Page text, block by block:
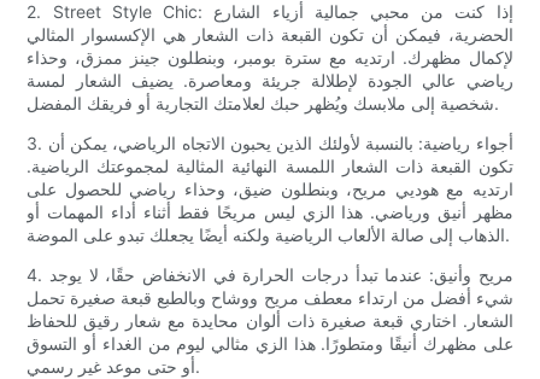
2. Street Style Chic: إذا كنت من محبي جمالية أزياء الشارع
الحضرية، فيمكن أن تكون القبعة ذات الشعار هي الإكسسوار المثالي
لإكمال مظهرك. ارتديه مع سترة بومبر، وبنطلون جينز ممزق، وحذاء
رياضي عالي الجودة لإطلالة جريئة ومعاصرة. يضيف الشعار لمسة
شخصية إلى ملابسك ويُظهر حبك لعلامتك التجارية أو فريقك المفضل.
3. أجواء رياضية: بالنسبة لأولئك الذين يحبون الاتجاه الرياضي، يمكن أن
تكون القبعة ذات الشعار اللمسة النهائية المثالية لمجموعتك الرياضية.
ارتديه مع هوديي مريح، وبنطلون ضيق، وحذاء رياضي للحصول على
مظهر أنيق ورياضي. هذا الزي ليس مريحًا فقط أثناء أداء المهمات أو
الذهاب إلى صالة الألعاب الرياضية ولكنه أيضًا يجعلك تبدو على الموضة.
4. مريح وأنيق: عندما تبدأ درجات الحرارة في الانخفاض حقًا، لا يوجد
شيء أفضل من ارتداء معطف مريح ووشاح وبالطبع قبعة صغيرة تحمل
الشعار. اختاري قبعة صغيرة ذات ألوان محايدة مع شعار رقيق للحفاظ
على مظهرك أنيقًا ومتطورًا. هذا الزي مثالي ليوم من الغداء أو التسوق
أو حتى موعد غير رسمي.